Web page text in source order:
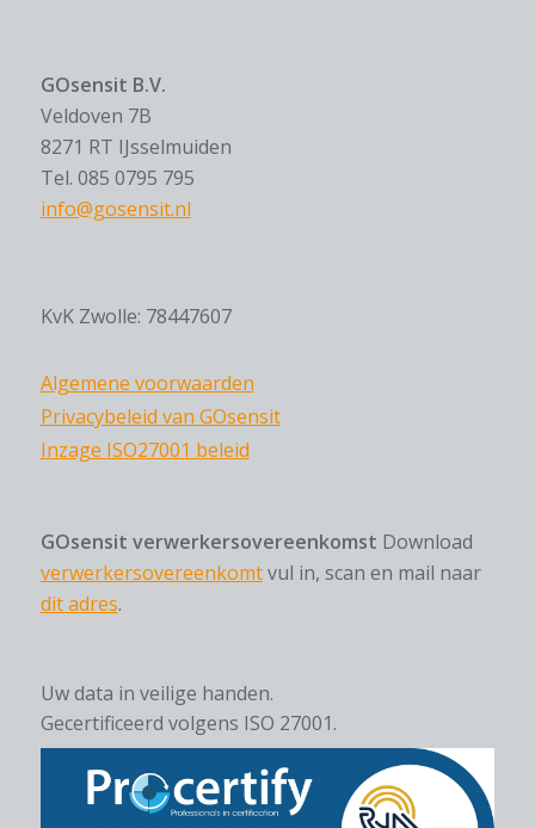
GOsensit B.V.
Veldoven 7B
8271 RT IJsselmuiden
Tel. 085 0795 795
info@gosensit.nl
KvK Zwolle: 78447607
Algemene voorwaarden
Privacybeleid van GOsensit
Inzage ISO27001 beleid
GOsensit verwerkersovereenkomst Download
verwerkersovereenkomtvul in, scan en mail naar
dit adres.
Uw data in veilige handen.
Gecertificeerd volgens ISO 27001.